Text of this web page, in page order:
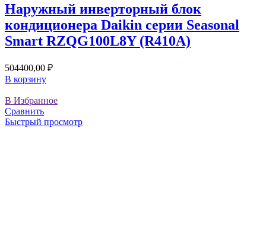
Наружный инверторный блок
кондиционера Daikin серии Seasonal
Smart RZQG100L8Y (R410A)
504400,00 ₽
В корзину
В Избранное
Сравнить
Быстрый просмотр